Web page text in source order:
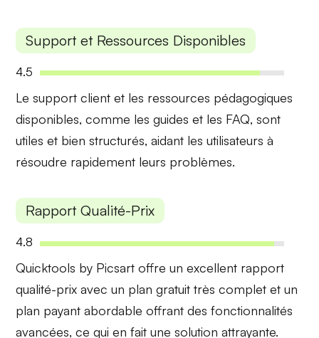
Support et Ressources Disponibles
4.5
Lesupport client et les ressources pédagogiques
disponibles, comme les guides et les FAQ, sont
utiles et bien structurés, aidant les utilisateurs à
résoudre rapidement leurs problèmes.
Rapport Qualité-Prix
4.8
Quicktools by Picsart offre unexcellent rapport
qualité-prix avec un plan gratuit très complet et un
plan payant abordable offrant des fonctionnalités
avancées, ce qui en fait une solution attrayante.